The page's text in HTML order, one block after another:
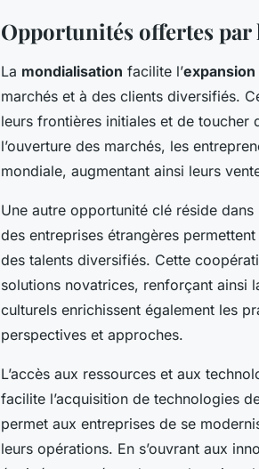
Opportunités offertes
La mondialisation facilite l’
marchés et à des clients diversifiés.
leurs frontières initiales et de toucher
l’ouverture des marchés, les
mondiale, augmentant ainsi leurs
Une autre opportunité clé réside dans
des entreprises étrangères
des talents diversifiés. Cette
solutions novatrices, renforçant ainsi
culturels enrichissent également les
perspectives et approches.
L’accès aux ressources et aux
facilite l’acquisition de technologies
permet aux entreprises de se
leurs opérations. En s’ouvrant aux